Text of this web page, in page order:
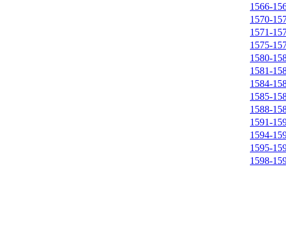
1566-
1570-
1571-
1575-
1580-
1581-
1584-
1585-
1588-
1591-
1594-
1595-
1598-